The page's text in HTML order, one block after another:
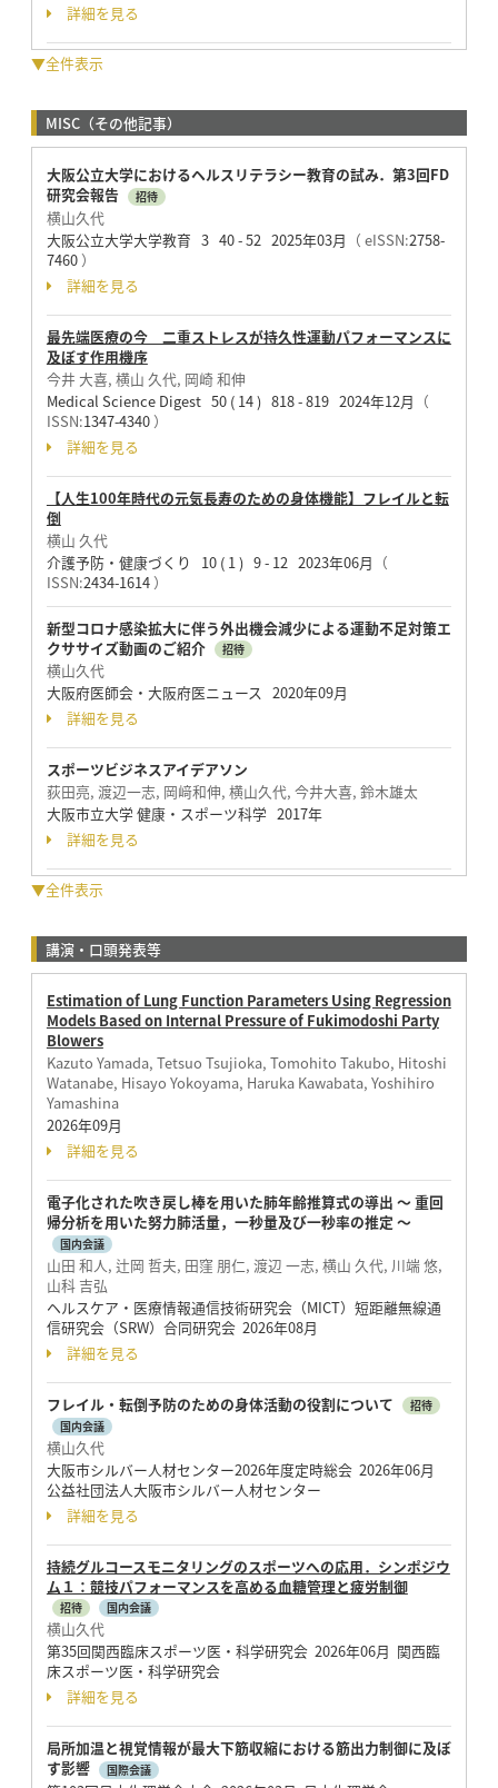
詳細を見る
▼全件表示
MISC（その他記事）
大阪公立大学におけるヘルスリテラシー教育の試み．第3回FD
研究会報告
招待
横山久代
大阪公立大学大学教育 3 40 - 52 2025年03月 （ eISSN:2758-
7460）
詳細を見る
最先端医療の今 二重ストレスが持久性運動パフォーマンスに
及ぼす作用機序
今井 大喜, 横山 久代, 岡崎 和伸
Medical Science Digest 50 ( 14 ) 818 - 819 2024年12月 （
ISSN:1347-4340）
詳細を見る
【人生100年時代の元気長寿のための身体機能】フレイルと転
倒
横山 久代
介護予防・健康づくり 10 ( 1 ) 9 - 12 2023年06月 （
ISSN:2434-1614）
新型コロナ感染拡大に伴う外出機会減少による運動不足対策エ
クササイズ動画のご紹介
招待
横山久代
大阪府医師会・大阪府医ニュース 2020年09月
詳細を見る
スポーツビジネスアイデアソン
荻田亮, 渡辺一志, 岡﨑和伸, 横山久代, 今井大喜, 鈴木雄太
大阪市立大学 健康・スポーツ科学 2017年
詳細を見る
▼全件表示
講演・口頭発表等
Estimation of Lung Function Parameters Using Regression
Models Based on Internal Pressure of Fukimodoshi Party
Blowers
Kazuto Yamada, Tetsuo Tsujioka, Tomohito Takubo, Hitoshi
Watanabe, Hisayo Yokoyama, Haruka Kawabata, Yoshihiro
Yamashina
2026年09月
詳細を見る
電子化された吹き戻し棒を用いた肺年齢推算式の導出 ～ 重回
帰分析を用いた努力肺活量，一秒量及び一秒率の推定 ～
国内会議
山田 和人, 辻岡 哲夫, 田窪 朋仁, 渡辺 一志, 横山 久代, 川端 悠,
山科 吉弘
ヘルスケア・医療情報通信技術研究会（MICT）短距離無線通
信研究会（SRW）合同研究会 2026年08月
詳細を見る
フレイル・転倒予防のための身体活動の役割について
招待
国内会議
横山久代
大阪市シルバー人材センター2026年度定時総会 2026年06月
公益社団法人大阪市シルバー人材センター
詳細を見る
持続グルコースモニタリングのスポーツへの応用．シンポジウ
ム１：競技パフォーマンスを高める血糖管理と疲労制御
招待 国内会議
横山久代
第35回関西臨床スポーツ医・科学研究会 2026年06月 関西臨
床スポーツ医・科学研究会
詳細を見る
局所加温と視覚情報が最大下筋収縮における筋出力制御に及ぼ
す影響
国際会議